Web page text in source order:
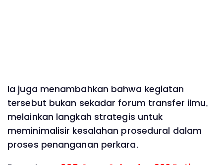
Ia juga menambahkan bahwa kegiatan
tersebut bukan sekadar forum transfer ilmu,
melainkan langkah strategis untuk
meminimalisir kesalahan prosedural dalam
proses penanganan perkara.